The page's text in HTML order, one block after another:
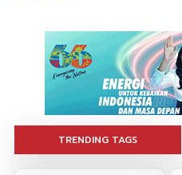
TRENDING TAGS